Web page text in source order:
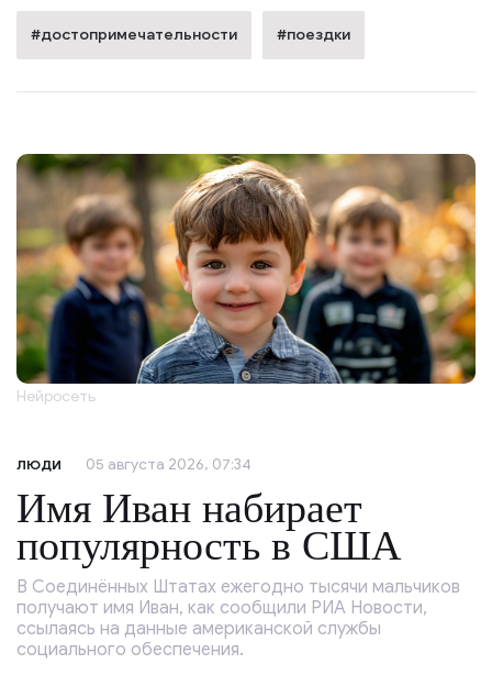
#достопримечательности #поездки
Нейросеть
ЛЮДИ 05 августа 2026, 07:34
Имя Иван набирает
популярность в США
В Соединённых Штатах ежегодно тысячи мальчиков
получают имя Иван, как сообщили РИА Новости,
ссылаясь на данные американской службы
социального обеспечения.